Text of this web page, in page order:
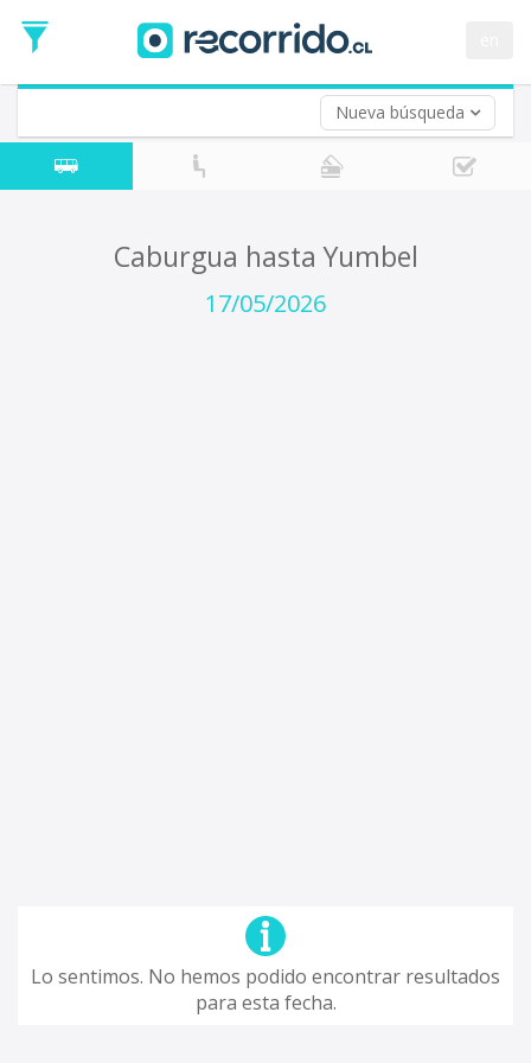
Nueva búsqueda
de
Ida
Vuelta (opcional)
Fecha
de
Caburgua hasta Yumbel
17/05/2026
Lo sentimos. No hemos podido encontrar resultados
para esta fecha.